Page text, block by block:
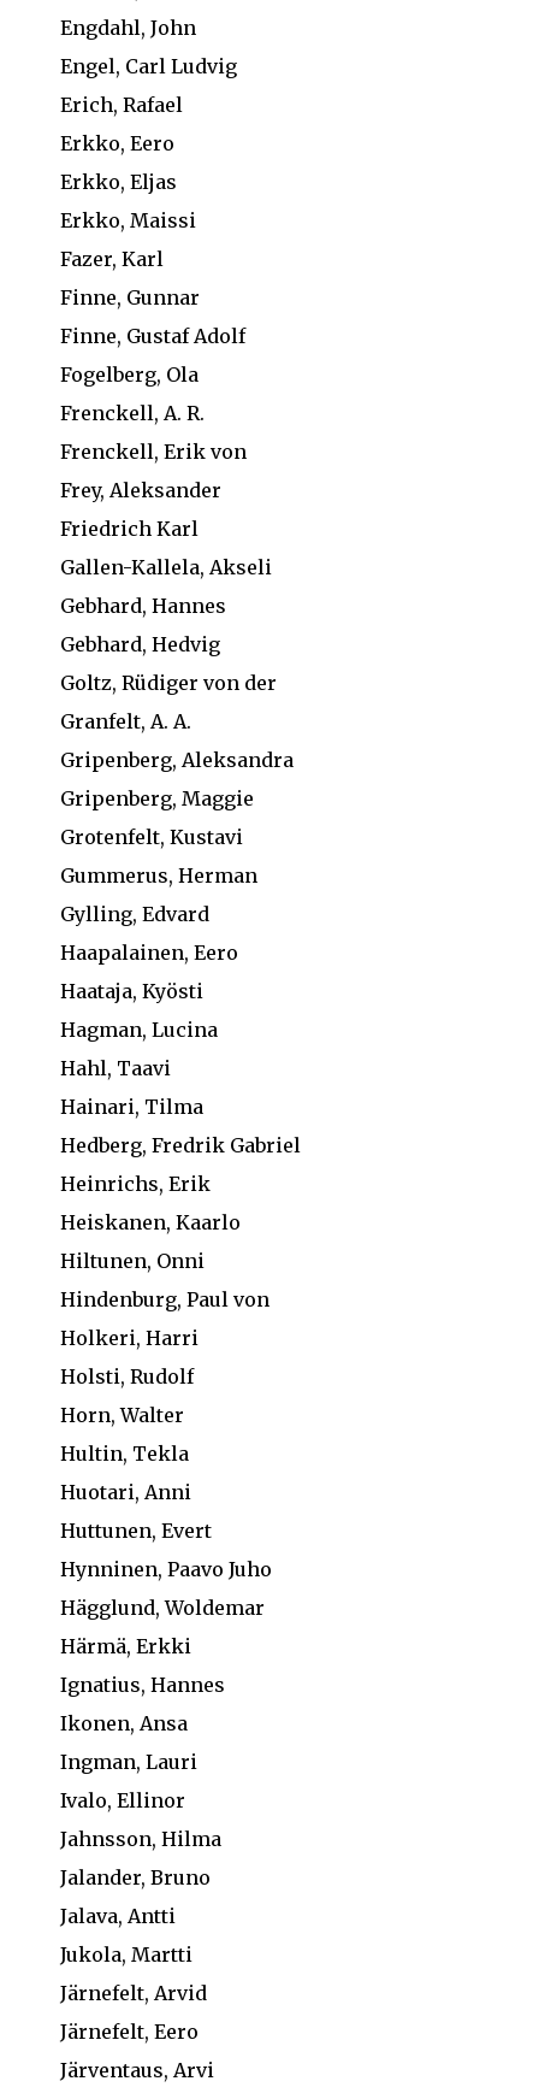
Engdahl, John
Engel, Carl Ludvig
Erich, Rafael
Erkko, Eero
Erkko, Eljas
Erkko, Maissi
Fazer, Karl
Finne, Gunnar
Finne, Gustaf Adolf
Fogelberg, Ola
Frenckell, A. R.
Frenckell, Erik von
Frey, Aleksander
Friedrich Karl
Gallen-Kallela, Akseli
Gebhard, Hannes
Gebhard, Hedvig
Goltz, Rüdiger von der
Granfelt, A. A.
Gripenberg, Aleksandra
Gripenberg, Maggie
Grotenfelt, Kustavi
Gummerus, Herman
Gylling, Edvard
Haapalainen, Eero
Haataja, Kyösti
Hagman, Lucina
Hahl, Taavi
Hainari, Tilma
Hedberg, Fredrik Gabriel
Heinrichs, Erik
Heiskanen, Kaarlo
Hiltunen, Onni
Hindenburg, Paul von
Holkeri, Harri
Holsti, Rudolf
Horn, Walter
Hultin, Tekla
Huotari, Anni
Huttunen, Evert
Hynninen, Paavo Juho
Hägglund, Woldemar
Härmä, Erkki
Ignatius, Hannes
Ikonen, Ansa
Ingman, Lauri
Ivalo, Ellinor
Jahnsson, Hilma
Jalander, Bruno
Jalava, Antti
Jukola, Martti
Järnefelt, Arvid
Järnefelt, Eero
Järventaus, Arvi